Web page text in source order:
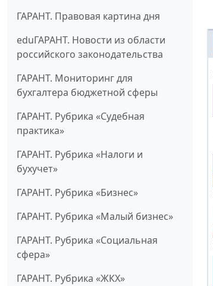
ГАРАНТ. Правовая картина дня
eduГАРАНТ. Новости из области
российского законодательства
ГАРАНТ. Мониторинг для
бухгалтера бюджетной сферы
ГАРАНТ. Рубрика «Судебная
практика»
ГАРАНТ. Рубрика «Налоги и
бухучет»
ГАРАНТ. Рубрика «Бизнес»
ГАРАНТ. Рубрика «Малый бизнес»
ГАРАНТ. Рубрика «Социальная
сфера»
ГАРАНТ. Рубрика «ЖКХ»